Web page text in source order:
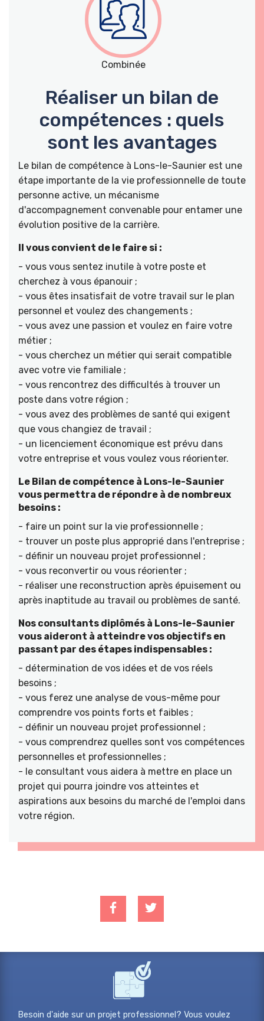
Combinée
Réaliser un bilan de
compétences : quels
sont les avantages
Le bilan de compétence à Lons-le-Saunier est une
étape importante de la vie professionnelle de toute
personne active, un mécanisme
d'accompagnement convenable pour entamer une
évolution positive de la carrière.
Il vous convient de le faire si :
- vous vous sentez inutile à votre poste et
cherchez à vous épanouir ;
- vous êtes insatisfait de votre travail sur le plan
personnel et voulez des changements ;
- vous avez une passion et voulez en faire votre
métier ;
- vous cherchez un métier qui serait compatible
avec votre vie familiale ;
- vous rencontrez des difficultés à trouver un
poste dans votre région ;
- vous avez des problèmes de santé qui exigent
que vous changiez de travail ;
- un licenciement économique est prévu dans
votre entreprise et vous voulez vous réorienter.
Le Bilan de compétence à Lons-le-Saunier
vous permettra de répondre à de nombreux
besoins :
- faire un point sur la vie professionnelle ;
- trouver un poste plus approprié dans l'entreprise ;
- définir un nouveau projet professionnel ;
- vous reconvertir ou vous réorienter ;
- réaliser une reconstruction après épuisement ou
après inaptitude au travail ou problèmes de santé.
Nos consultants diplômés à Lons-le-Saunier
vous aideront à atteindre vos objectifs en
passant par des étapes indispensables :
- détermination de vos idées et de vos réels
besoins ;
- vous ferez une analyse de vous-même pour
comprendre vos points forts et faibles ;
- définir un nouveau projet professionnel ;
- vous comprendrez quelles sont vos compétences
personnelles et professionnelles ;
- le consultant vous aidera à mettre en place un
projet qui pourra joindre vos atteintes et
aspirations aux besoins du marché de l'emploi dans
votre région.
Besoin d'aide sur un projet professionnel? Vous voulez